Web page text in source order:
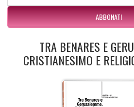
ABBONATI
TRA BENARES E
CRISTIANESIMO E